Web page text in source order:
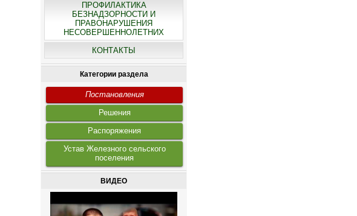
ПРОФИЛАКТИКА
БЕЗНАДЗОРНОСТИ И
ПРАВОНАРУШЕНИЯ
НЕСОВЕРШЕННОЛЕТНИХ
КОНТАКТЫ
Категории раздела
Постановления
Решения
Распоряжения
Устав Железного сельского
поселения
ВИДЕО